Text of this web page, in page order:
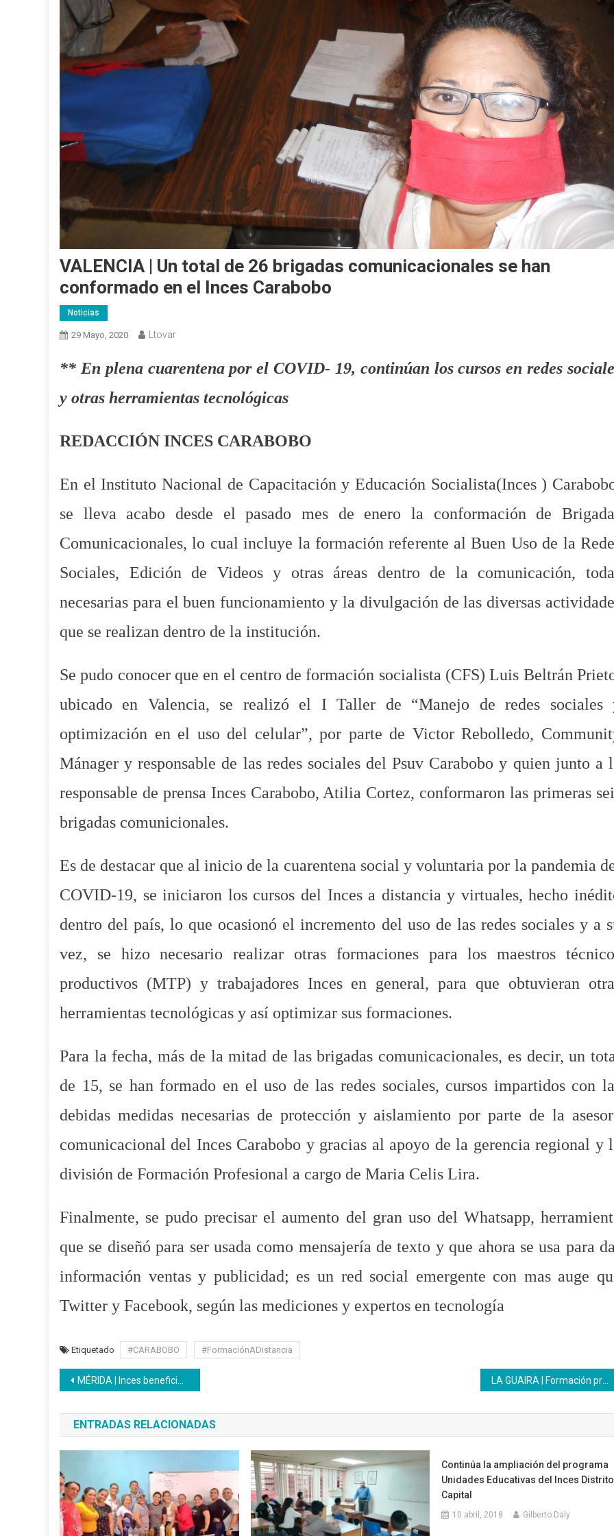
VALENCIA | Un total de 26 brigadas comunicacionales se han
conformado en el Inces Carabobo
Noticias
29 Mayo, 2020 Ltovar
** En plena cuarentena por el COVID- 19, continúan los cursos en redes
y otras herramientas tecnológicas
REDACCIÓN INCES CARABOBO
En el Instituto Nacional de Capacitación y Educación Socialista(Inces )
se lleva acabo desde el pasado mes de enero la conformación de
Comunicacionales, lo cual incluye la formación referente al Buen Uso de la
Sociales, Edición de Videos y otras áreas dentro de la comunicación,
necesarias para el buen funcionamiento y la divulgación de las diversas
que se realizan dentro de la institución.
Se pudo conocer que en el centro de formación socialista (CFS) Luis Beltrán
ubicado en Valencia, se realizó el I Taller de “Manejo de redes sociales
optimización en el uso del celular”, por parte de Victor Rebolledo,
Mánager y responsable de las redes sociales del Psuv Carabobo y quien junto a
responsable de prensa Inces Carabobo, Atilia Cortez, conformaron las primeras
brigadas comunicionales.
Es de destacar que al inicio de la cuarentena social y voluntaria por la pandemia
COVID-19, se iniciaron los cursos del Inces a distancia y virtuales, hecho
dentro del país, lo que ocasionó el incremento del uso de las redes sociales y a
vez, se hizo necesario realizar otras formaciones para los maestros
productivos (MTP) y trabajadores Inces en general, para que obtuvieran
herramientas tecnológicas y así optimizar sus formaciones.
Para la fecha, más de la mitad de las brigadas comunicacionales, es decir, un
de 15, se han formado en el uso de las redes sociales, cursos impartidos con
debidas medidas necesarias de protección y aislamiento por parte de la
comunicacional del Inces Carabobo y gracias al apoyo de la gerencia regional y
división de Formación Profesional a cargo de Maria Celis Lira.
Finalmente, se pudo precisar el aumento del gran uso del Whatsapp,
que se diseñó para ser usadacomo mensajería de texto y que ahora se usa para
información ventasy publicidad; es un red social emergente con mas auge
Twitter y Facebook, según las mediciones y expertos en tecnología
Etiquetado #CARABOBO #FormaciónADistancia
Navegación
de
entradas
MÉRIDA | Inces beneficia a sus trabajadores con el Clap Obrero LA GUAIRA | Formación productiva del Inces es una alternativa en medio de la pandemia
ENTRADAS RELACIONADAS
Continúa la ampliación del programa
Unidades Educativas del Inces Distrito
Capital
10 abril, 2018 Gilberto Daly